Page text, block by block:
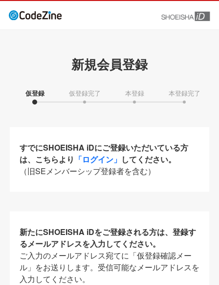
新規会員登録
仮登録 仮登録完了 本登録 本登録完了
すでにSHOEISHA iDにご登録いただいている方
は、こちらより 「ログイン」 してください。
（旧SEメンバーシップ登録者を含む）
新たにSHOEISHA iDをご登録される方は、登録す
るメールアドレスを入力してください。
ご入力のメールアドレス宛てに「仮登録確認メー
ル」をお送りします。受信可能なメールアドレスを
入力してください。